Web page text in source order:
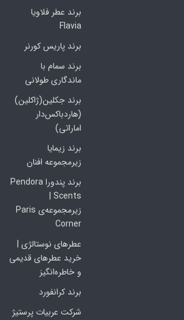
برند عطر فلاویا
Flavia
برند پاریس کورنر
برند سمام با
ماندگاری طولانی
برند جکلین(ژاکلین)
(هاردباکس‌دار
اماراتی)
برند زیمایا
زیرمجموعه افنان
برند پندورا Pendora
Scents |
زیرمجموعه‌ی Paris
Corner
عطرهای نوستالژی |
خرید عطرهای قدیمی
و خاطره‌انگیز
برند کرانفورد
شرکت عربیات پرستیژ